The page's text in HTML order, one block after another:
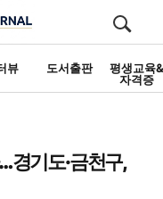
뷰 도서출판
평생교육
자격증
검색
열기/
경기도·금천구,